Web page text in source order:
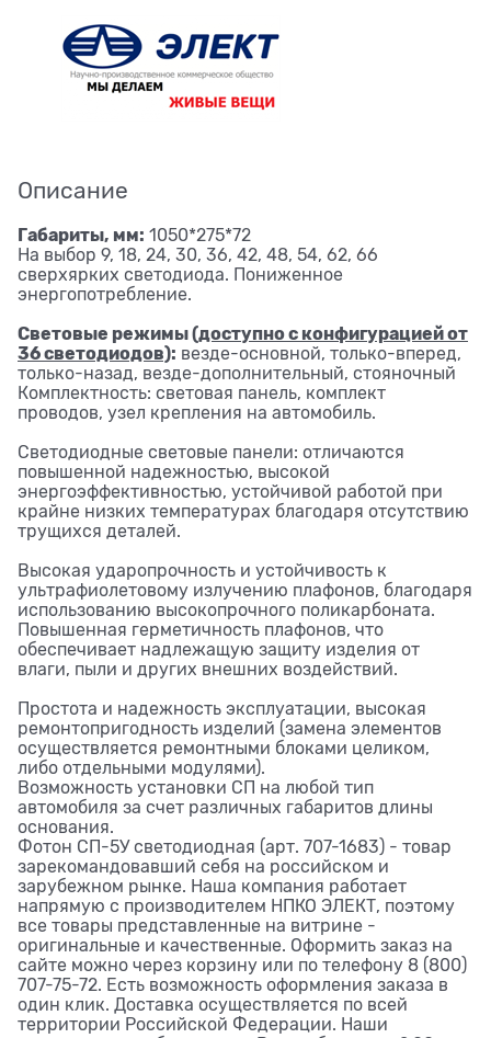
Описание
Габариты, мм: 1050*275*72
На выбор 9, 18, 24, 30, 36, 42, 48, 54, 62, 66
сверхярких светодиода. Пониженное
энергопотребление.
Световые режимы(доступно с конфигурацией от
36 светодиодов): везде-основной, только-вперед,
только-назад, везде-дополнительный, стояночный
Комплектность: световая панель, комплект
проводов, узел крепления на автомобиль.
Светодиодные световые панели: отличаются
повышенной надежностью, высокой
энергоэффективностью, устойчивой работой при
крайне низких температурах благодаря отсутствию
трущихся деталей.
Высокая ударопрочность и устойчивость к
ультрафиолетовому излучению плафонов, благодаря
использованию высокопрочного поликарбоната.
Повышенная герметичность плафонов, что
обеспечивает надлежащую защиту изделия от
влаги, пыли и других внешних воздействий.
Простота и надежность эксплуатации, высокая
ремонтопригодность изделий (замена элементов
осуществляется ремонтными блоками целиком,
либо отдельными модулями).
Возможность установки СП на любой тип
автомобиля за счет различных габаритов длины
основания.
Фотон СП-5У светодиодная (арт. 707-1683) - товар
зарекомандовавший себя на российском и
зарубежном рынке. Наша компания работает
напрямую с производителем НПКО ЭЛЕКТ, поэтому
все товары представленные на витрине -
оригинальные и качественные. Оформить заказ на
сайте можно через корзину или по телефону 8 (800)
707-75-72. Есть возможность оформления заказа в
один клик. Доставка осуществляется по всей
территории Российской Федерации. Наши